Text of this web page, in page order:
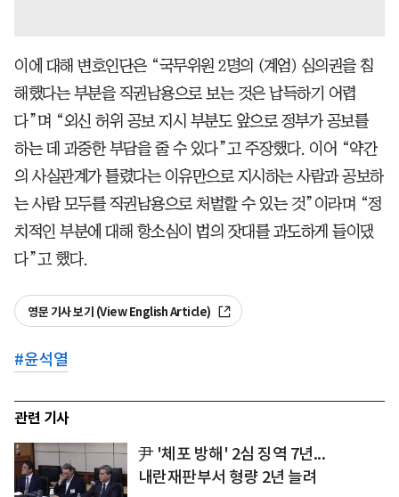
이에 대해 변호인단은 “국무위원 2명의 (계엄) 심의권을 침
해했다는 부분을 직권남용으로 보는 것은 납득하기 어렵
다”며 “외신 허위 공보 지시 부분도 앞으로 정부가 공보를
하는 데 과중한 부담을 줄 수 있다”고 주장했다. 이어 “약간
의 사실관계가 틀렸다는 이유만으로 지시하는 사람과 공보하
는 사람 모두를 직권남용으로 처벌할 수 있는 것”이라며 “정
치적인 부분에 대해 항소심이 법의 잣대를 과도하게 들이댔
다”고 했다.
영문 기사 보기 (View English Article)
#윤석열
관련 기사
尹 '체포 방해' 2심 징역 7년...
내란재판부서 형량 2년 늘려